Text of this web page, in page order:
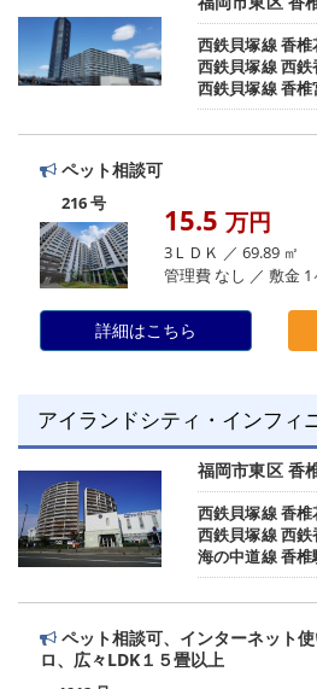
西鉄貝塚線香椎
西鉄貝塚線西鉄
西鉄貝塚線香椎
ペット相談可
216 号 15.5 万円
3ＬＤＫ ／ 69.89 ㎡
管理費 なし ／ 敷金 1
詳細はこちら
アイランドシティ・インフィ
福岡市東区 香
西鉄貝塚線香椎
西鉄貝塚線西鉄
海の中道線香椎
ペット相談可、インターネット
ロ、広々LDK１５畳以上